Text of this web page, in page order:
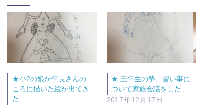
★小2の娘が年長さんの
ころに描いた絵が出てき
た
★ 三年生の塾、習い事に
ついて家族会議をした
2017年12月17日